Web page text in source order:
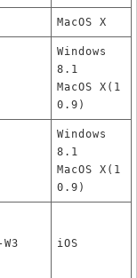
MacOS X
Windows
8.1
MacOS X(1
0.9)
Windows
8.1
MacOS X(1
0.9)
iOS